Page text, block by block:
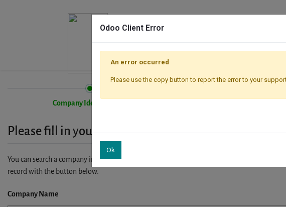
Company Identification
Please fill in your company details
You can search a company in our database by name, VAT or enterprise ID. When a
record with the button below.
Company Name
Odoo Client Error
An error occurred
Please use the copy button to report the error to your
Ok